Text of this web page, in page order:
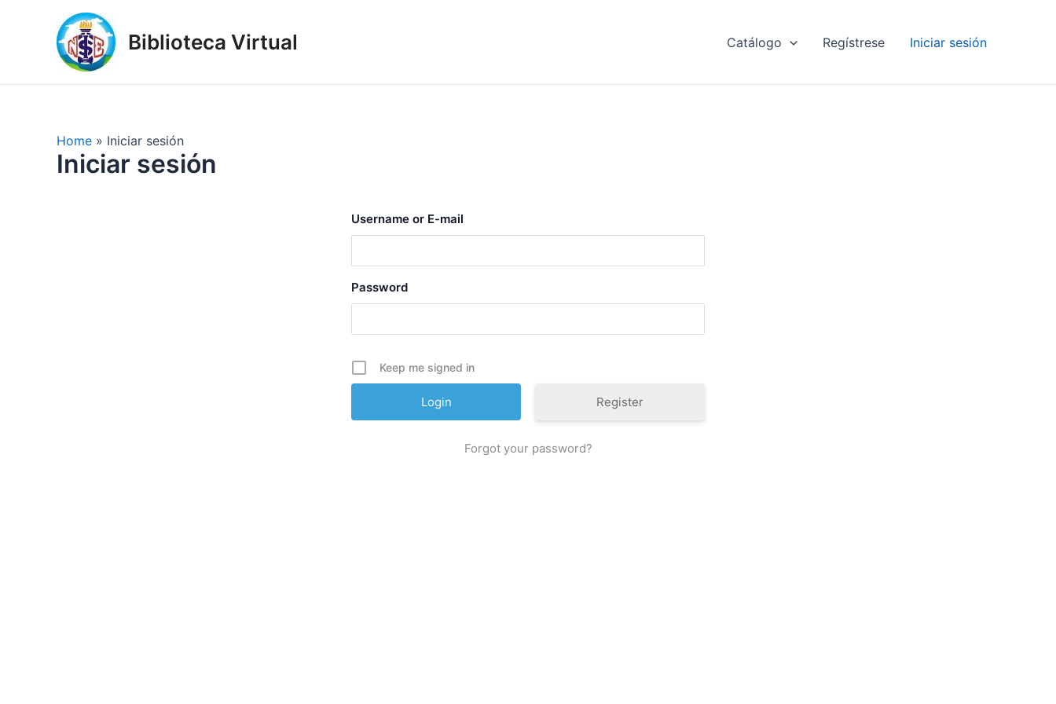
Biblioteca Virtual Catálogo Regístrese Iniciar sesión
Home Iniciar sesión
Iniciar sesión
Username or E-mail
Password
Keep me signed in
Register
Forgot your password?